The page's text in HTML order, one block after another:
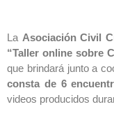
La Asociación Civil
“Taller online sobre
que brindará junto a
consta de 6
videos producidos